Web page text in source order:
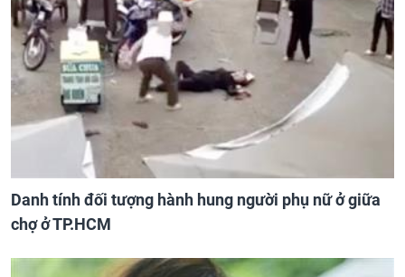
Danh tính đối tượng hành hung người phụ nữ ở giữa
chợ ở TP.HCM